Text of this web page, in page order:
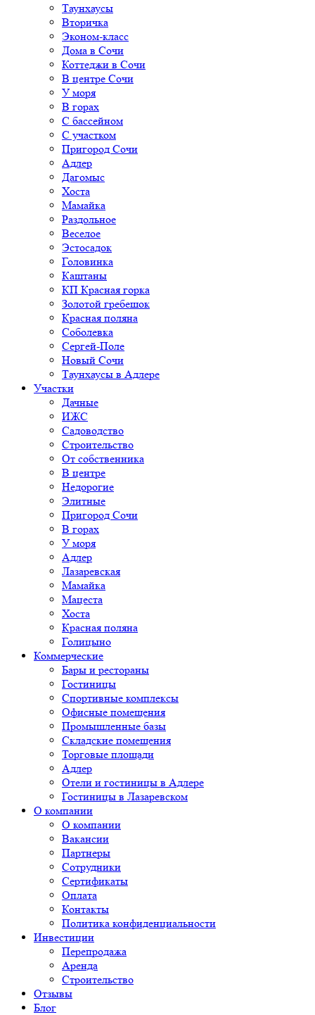
Таунхаусы
Вторичка
Эконом-класс
Дома в Сочи
Коттеджи в Сочи
В центре Сочи
У моря
В горах
С бассейном
С участком
Пригород Сочи
Адлер
Дагомыс
Хоста
Мамайка
Раздольное
Веселое
Эстосадок
Головинка
Каштаны
КП Красная горка
Золотой гребешок
Красная поляна
Соболевка
Сергей-Поле
Новый Сочи
Таунхаусы в Адлере
Участки
Дачные
ИЖС
Садоводство
Строительство
От собственника
В центре
Недорогие
Элитные
Пригород Сочи
В горах
У моря
Адлер
Лазаревская
Мамайка
Мацеста
Хоста
Красная поляна
Голицыно
Коммерческие
Бары и рестораны
Гостиницы
Спортивные комплексы
Офисные помещения
Промышленные базы
Складские помещения
Торговые площади
Адлер
Отели и гостиницы в Адлере
Гостиницы в Лазаревском
О компании
О компании
Вакансии
Партнеры
Сотрудники
Сертификаты
Оплата
Контакты
Политика конфиденциальности
Инвестиции
Перепродажа
Аренда
Строительство
Отзывы
Блог